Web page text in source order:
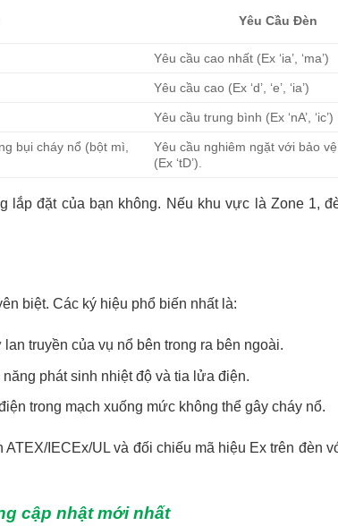
Yêu Cầu Đèn
Yêu cầu cao nhất (Ex ‘ia’, ‘ma’)
Yêu cầu cao (Ex ‘d’, ‘e’, ‘ia’)
Yêu cầu trung bình (Ex ‘nA’, ‘ic’)
bụi cháy nổ (bột mì,
Yêu cầu nghiêm ngặt với bảo
(Ex ‘tD’).
lắp đặt của bạn không. Nếu khu vực là Zone 1,
biệt. Các ký hiệu phổ biến nhất là:
truyền của vụ nổ bên trong ra bên ngoài.
phát sinh nhiệt độ và tia lửa điện.
trong mạch xuống mức không thể gây cháy nổ.
IECEx/UL và đối chiếu mã hiệu Ex trên đèn
cập nhật mới nhất